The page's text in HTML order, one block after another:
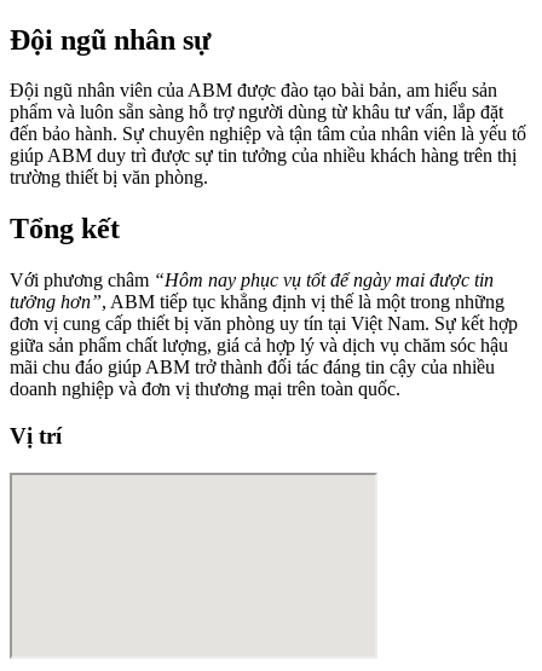
Đội ngũ nhân sự
Đội ngũ nhân viên của ABM được đào tạo bài bản, am hiểu sản
phẩm và luôn sẵn sàng hỗ trợ người dùng từ khâu tư vấn, lắp đặt
đến bảo hành. Sự chuyên nghiệp và tận tâm của nhân viên là yếu tố
giúp ABM duy trì được sự tin tưởng của nhiều khách hàng trên thị
trường thiết bị văn phòng.
Tổng kết
Với phương châm “Hôm nay phục vụ tốt để ngày mai được tin
tưởng hơn”, ABM tiếp tục khẳng định vị thế là một trong những
đơn vị cung cấp thiết bị văn phòng uy tín tại Việt Nam. Sự kết hợp
giữa sản phẩm chất lượng, giá cả hợp lý và dịch vụ chăm sóc hậu
mãi chu đáo giúp ABM trở thành đối tác đáng tin cậy của nhiều
doanh nghiệp và đơn vị thương mại trên toàn quốc.
Vị trí